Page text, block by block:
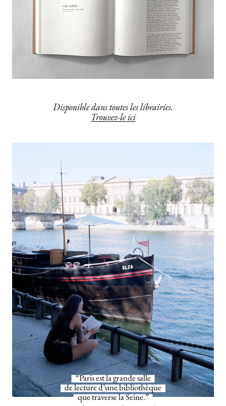
Disponible dans toutes les librairies.
Trouvez-le ici
“Paris est la grande salle
de lecture d’une bibliothèque
que traverse la Seine.”